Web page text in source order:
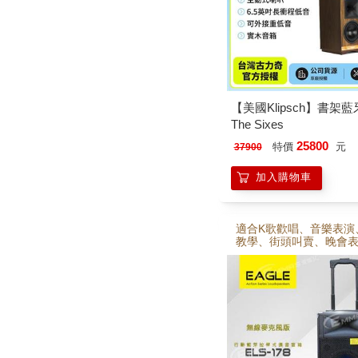
【美國Klipsch】書架藍
The Sixes
37900 特價 25800 元
加入購物車
適合K歌歡唱、音樂表演
教學、街頭叫賣、晚會